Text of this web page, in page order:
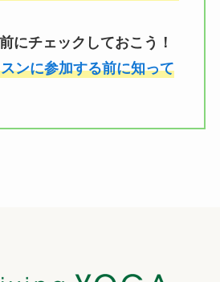
にチェックしておこう！
ンに参加する前に知って